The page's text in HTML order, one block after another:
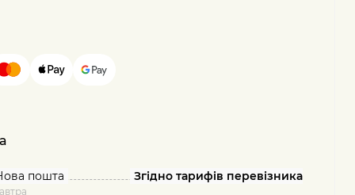
пошта Згідно тарифів перевізника